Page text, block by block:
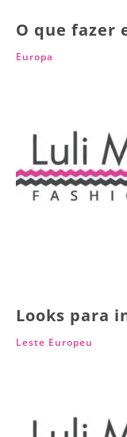
O que fazer
Europa
Looks para
Leste Europeu